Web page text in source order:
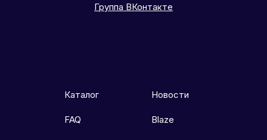
Группа ВКонтакте
Каталог Новости
FAQ Blaze